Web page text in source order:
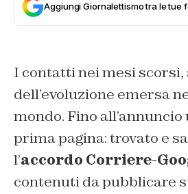
Aggiungi Giornalettismo tra le tue
I contatti nei mesi scorsi,
dell’evoluzione emersa
mondo. Fino
prima pagina: trovato e
l’accordo Corriere-
contenuti da pubblicare